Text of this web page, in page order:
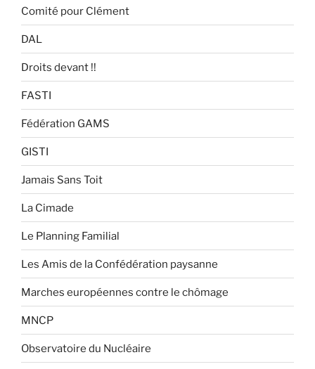
Comité pour Clément
DAL
Droits devant !!
FASTI
Fédération GAMS
GISTI
Jamais Sans Toit
La Cimade
Le Planning Familial
Les Amis de la Confédération paysanne
Marches européennes contre le chômage
MNCP
Observatoire du Nucléaire